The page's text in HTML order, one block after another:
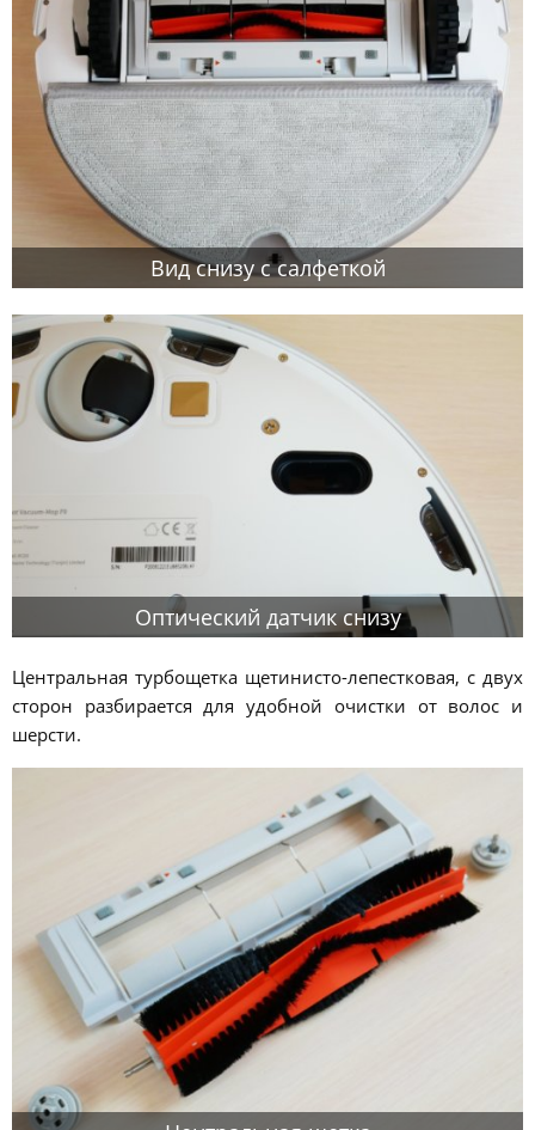
Вид снизу с салфеткой
Оптический датчик снизу
Центральная турбощетка щетинисто-лепестковая, с двух
сторон разбирается для удобной очистки от волос и
шерсти.